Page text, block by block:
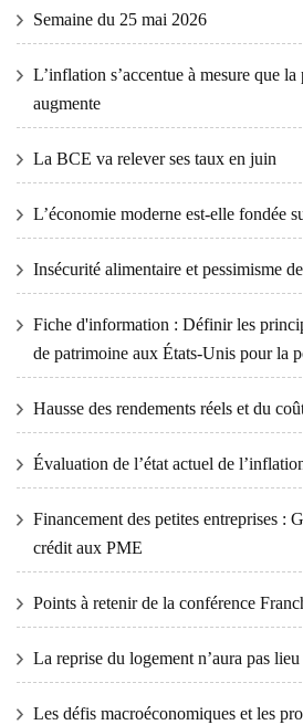
Semaine du 25 mai 2026
L’inflation s’accentue à mesure que la
augmente
La BCE va relever ses taux en juin
L’économie moderne est-elle fondée
Insécurité alimentaire et pessimisme
Fiche d'information : Définir les
de patrimoine aux États-Unis pour la
Hausse des rendements réels et du
Évaluation de l’état actuel de
Financement des petites entreprises :
crédit aux PME
Points à retenir de la conférence
La reprise du logement n’aura pas lieu
Les défis macroéconomiques et les